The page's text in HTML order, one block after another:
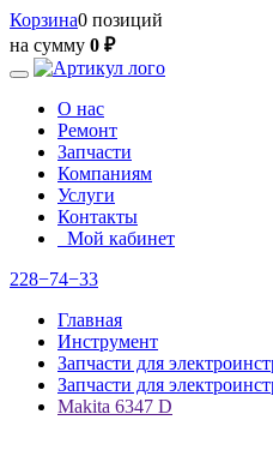
Корзина0 позиций
на сумму 0 ₽
О нас
Ремонт
Запчасти
Компаниям
Услуги
Контакты
Мой кабинет
228−74−33
Главная
Инструмент
Запчасти для
Запчасти для
Makita 6347 D